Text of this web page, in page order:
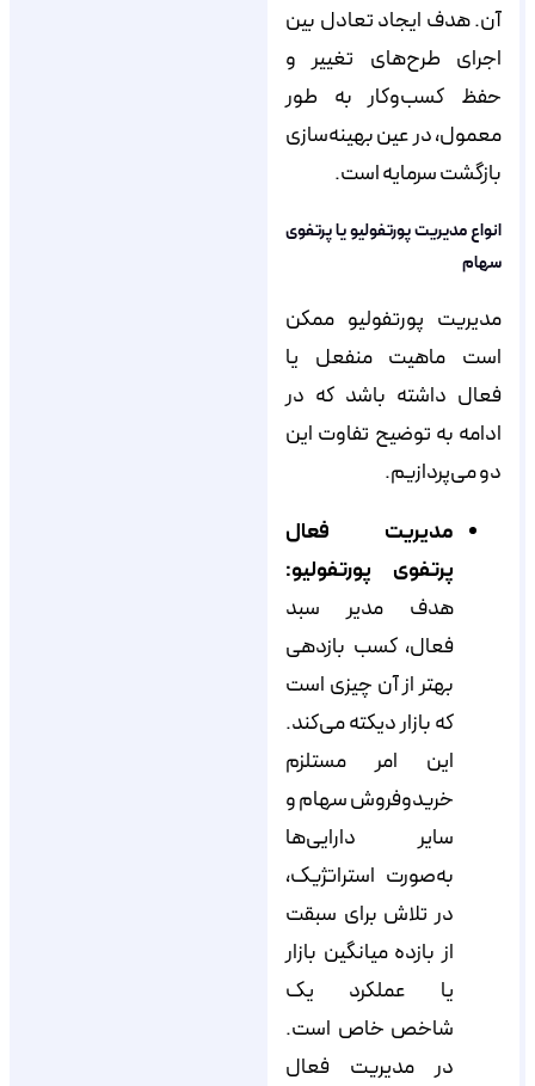
آن. هدف ایجاد تعادل بین
اجرای طرح‌های تغییر و
حفظ کسب‌وکار به طور
معمول، در عین بهینه‌سازی
بازگشت سرمایه است.
انواع مدیریت پورتفولیو یا پرتفوی
سهام
مدیریت پورتفولیو ممکن
است ماهیت منفعل یا
فعال داشته باشد که در
ادامه به توضیح تفاوت این
دو می‌پردازیم.
مدیریت فعال
پرتفوی پورتفولیو:
هدف مدیر سبد
فعال، کسب بازدهی
بهتر از آن چیزی است
که بازار دیکته می‌کند.
این امر مستلزم
خریدوفروش سهام و
سایر دارایی‌ها
به‌صورت استراتژیک،
در تلاش برای سبقت
از بازده میانگین بازار
یا عملکرد یک
شاخص خاص است.
در مدیریت فعال